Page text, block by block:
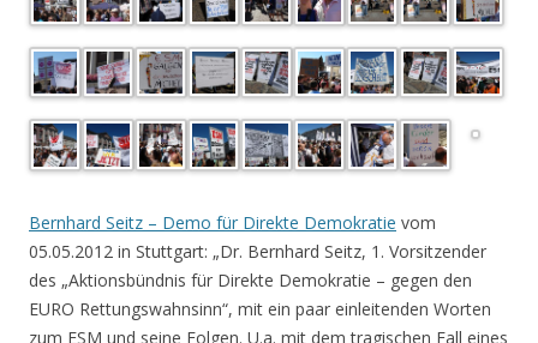
Bernhard Seitz – Demo für Direkte Demokratie vom
05.05.2012 in Stuttgart: „Dr. Bernhard Seitz, 1. Vorsitzender
des „Aktionsbündnis für Direkte Demokratie – gegen den
EURO Rettungswahnsinn“, mit ein paar einleitenden Worten
zum ESM und seine Folgen. U.a. mit dem tragischen Fall eines